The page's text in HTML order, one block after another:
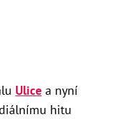
Ulice a nyní
hitu